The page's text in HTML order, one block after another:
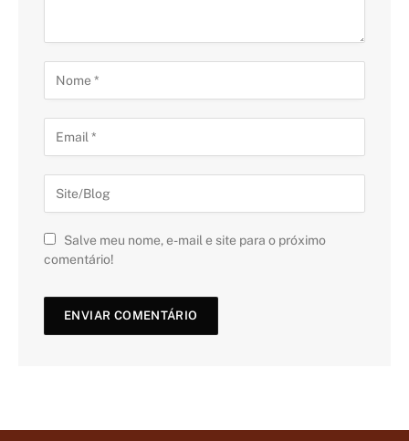
Salve meu nome, e-mail e site para o próximo
comentário!